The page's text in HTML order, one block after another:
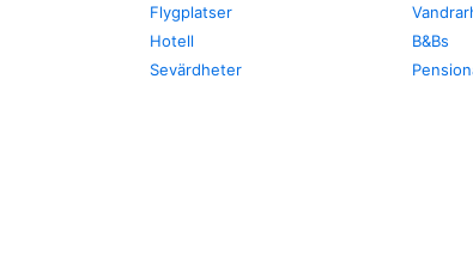
Flygplatser
Hotell
Sevärdheter
B&Bs